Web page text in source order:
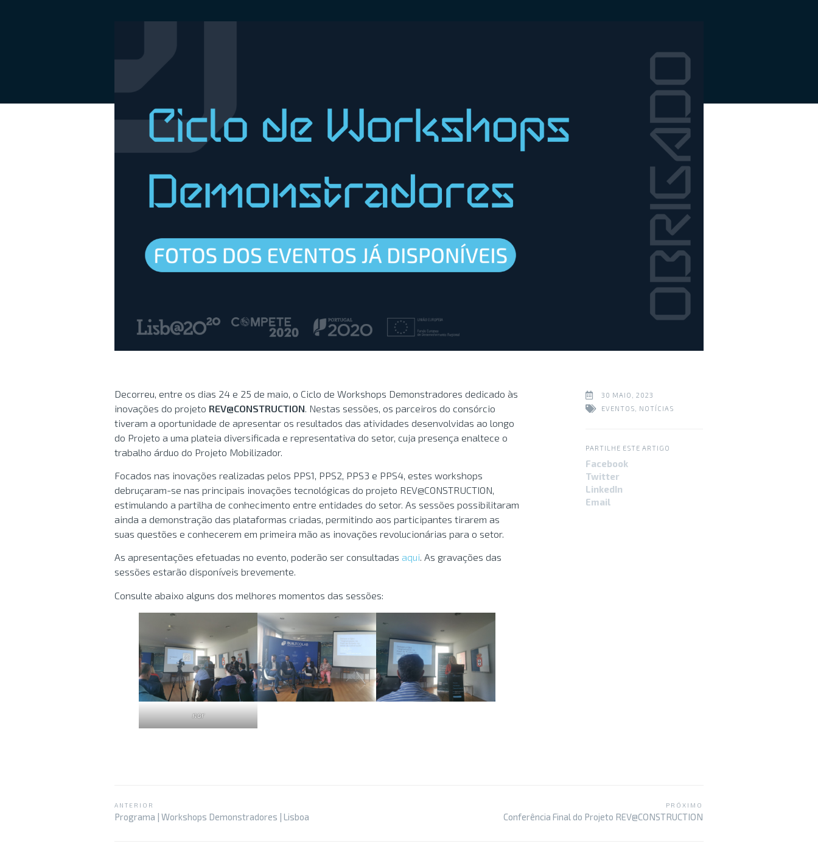
Decorreu, entre os dias 24 e 25 de maio, o Ciclo de Workshops Demonstradores dedicado às
inovações do projeto REV@CONSTRUCTION . Nestas sessões, os parceiros do consórcio
tiveram a oportunidade de apresentar os resultados das atividades desenvolvidas ao longo
do Projeto a uma plateia diversificada e representativa do setor, cuja presença enaltece o
trabalho árduo do Projeto Mobilizador.
Focados nas inovações realizadas pelos PPS1, PPS2, PPS3 e PPS4, estes workshops
debruçaram-se nas principais inovações tecnológicas do projeto REV@CONSTRUCTION,
estimulando a partilha de conhecimento entre entidades do setor. As sessões possibilitaram
ainda a demonstração das plataformas criadas, permitindo aos participantes tirarem as
suas questões e conhecerem em primeira mão as inovações revolucionárias para o setor.
As apresentações efetuadas no evento, poderão ser consultadas aqui. As gravações das
sessões estarão disponíveis brevemente.
Consulte abaixo alguns dos melhores momentos das sessões:
nor
30 MAIO, 2023
EVENTOS
NOTÍCIAS
PARTILHE ESTE ARTIGO
Facebook
Twitter
LinkedIn
Email
ANTERIOR
Programa | Workshops Demonstradores | Lisboa
PRÓXIMO
Conferência Final do Projeto REV@CONSTRUCTION